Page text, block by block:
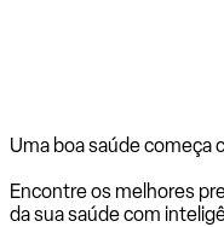
Uma boa saúde começa
Encontre os melhores
da sua saúde com